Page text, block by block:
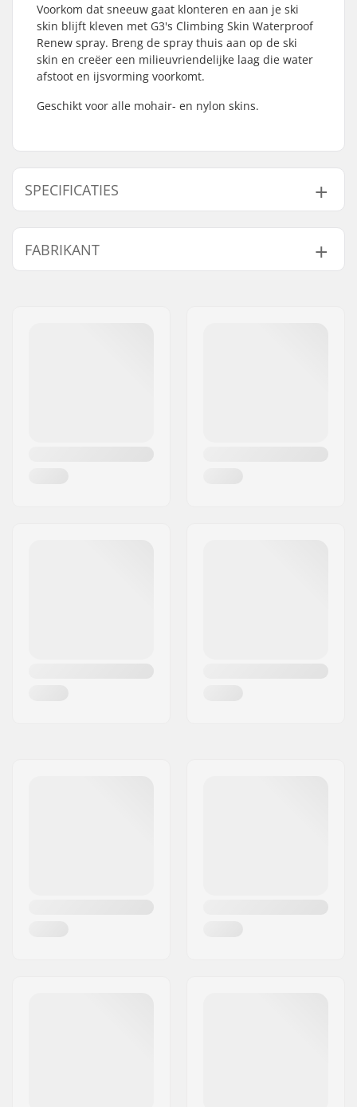
Voorkom dat sneeuw gaat klonteren en aan je ski
skin blijft kleven met G3's Climbing Skin Waterproof
Renew spray. Breng de spray thuis aan op de ski
skin en creëer een milieuvriendelijke laag die water
afstoot en ijsvorming voorkomt.
Geschikt voor alle mohair- en nylon skins.
SPECIFICATIES
Product Volume (ml /
oz):
60ml / 2oz
FABRIKANT